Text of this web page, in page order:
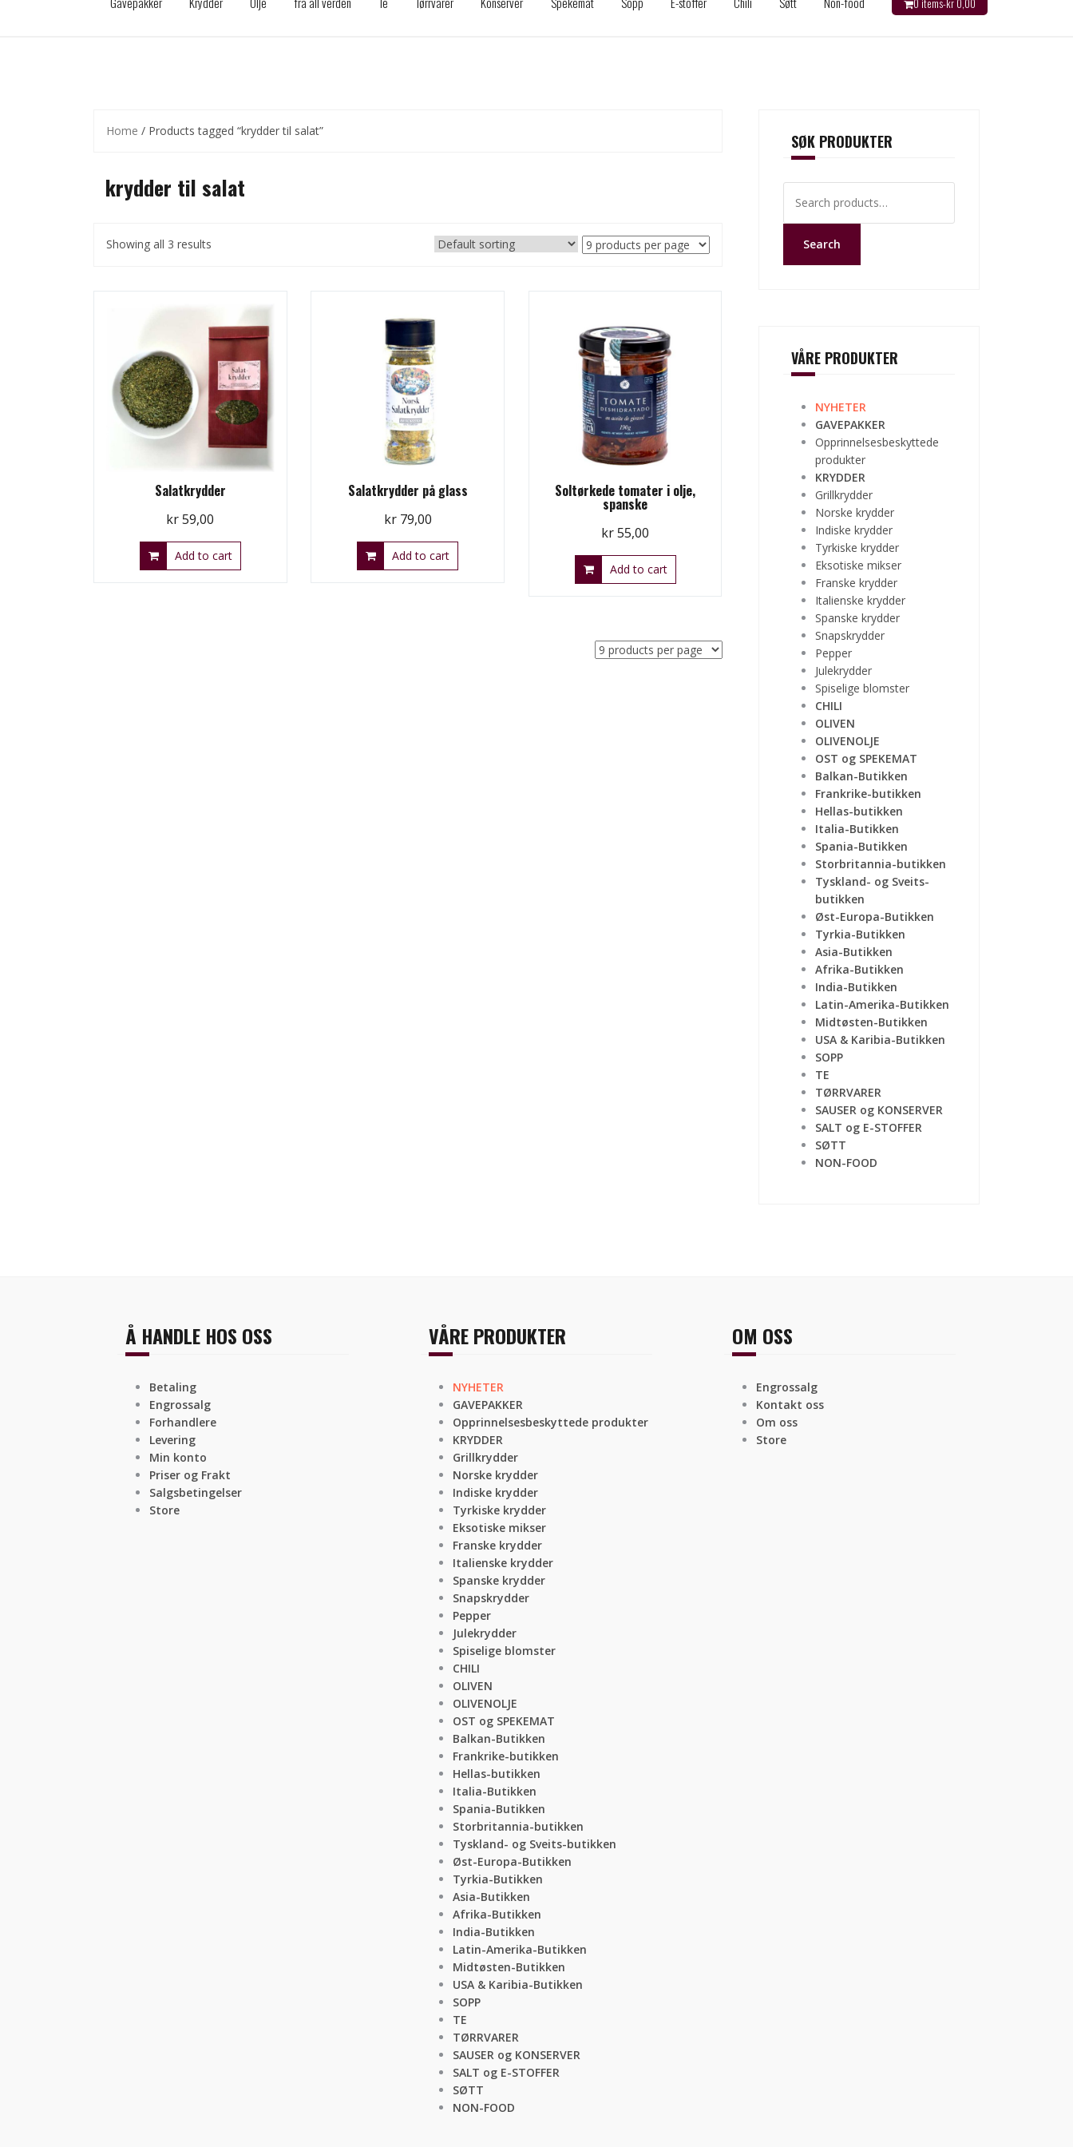
0 items-kr0,00
Home / Products tagged “krydder til salat”
krydder til salat
Showing all 3 results
Salatkrydder
kr59,00
Add to cart
Salatkrydder på glass
kr79,00
Add to cart
Soltørkede tomater i olje,
spanske
kr55,00
Add to cart
SØK PRODUKTER
for:
Search
VÅRE PRODUKTER
NYHETER
GAVEPAKKER
Opprinnelsesbeskyttede
produkter
KRYDDER
Grillkrydder
Norske krydder
Indiske krydder
Tyrkiske krydder
Eksotiske mikser
Franske krydder
Italienske krydder
Spanske krydder
Snapskrydder
Pepper
Julekrydder
Spiselige blomster
CHILI
OLIVEN
OLIVENOLJE
OST og SPEKEMAT
Balkan-Butikken
Frankrike-butikken
Hellas-butikken
Italia-Butikken
Spania-Butikken
Storbritannia-butikken
Tyskland- og Sveits-
butikken
Øst-Europa-Butikken
Tyrkia-Butikken
Asia-Butikken
Afrika-Butikken
India-Butikken
Latin-Amerika-Butikken
Midtøsten-Butikken
USA & Karibia-Butikken
SOPP
TE
TØRRVARER
SAUSER og KONSERVER
SALT og E-STOFFER
SØTT
NON-FOOD
Å HANDLE HOS OSS
Betaling
Engrossalg
Forhandlere
Levering
Min konto
Priser og Frakt
Salgsbetingelser
Store
VÅRE PRODUKTER
NYHETER
GAVEPAKKER
Opprinnelsesbeskyttede produkter
KRYDDER
Grillkrydder
Norske krydder
Indiske krydder
Tyrkiske krydder
Eksotiske mikser
Franske krydder
Italienske krydder
Spanske krydder
Snapskrydder
Pepper
Julekrydder
Spiselige blomster
CHILI
OLIVEN
OLIVENOLJE
OST og SPEKEMAT
Balkan-Butikken
Frankrike-butikken
Hellas-butikken
Italia-Butikken
Spania-Butikken
Storbritannia-butikken
Tyskland- og Sveits-butikken
Øst-Europa-Butikken
Tyrkia-Butikken
Asia-Butikken
Afrika-Butikken
India-Butikken
Latin-Amerika-Butikken
Midtøsten-Butikken
USA & Karibia-Butikken
SOPP
TE
TØRRVARER
SAUSER og KONSERVER
SALT og E-STOFFER
SØTT
NON-FOOD
OM OSS
Engrossalg
Kontakt oss
Om oss
Store